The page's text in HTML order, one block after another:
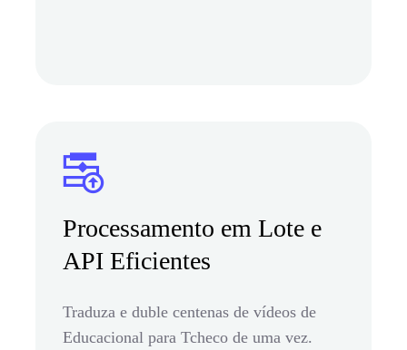
Processamento em Lote e
API Eficientes
Traduza e duble centenas de vídeos de
Educacional para Tcheco de uma vez.